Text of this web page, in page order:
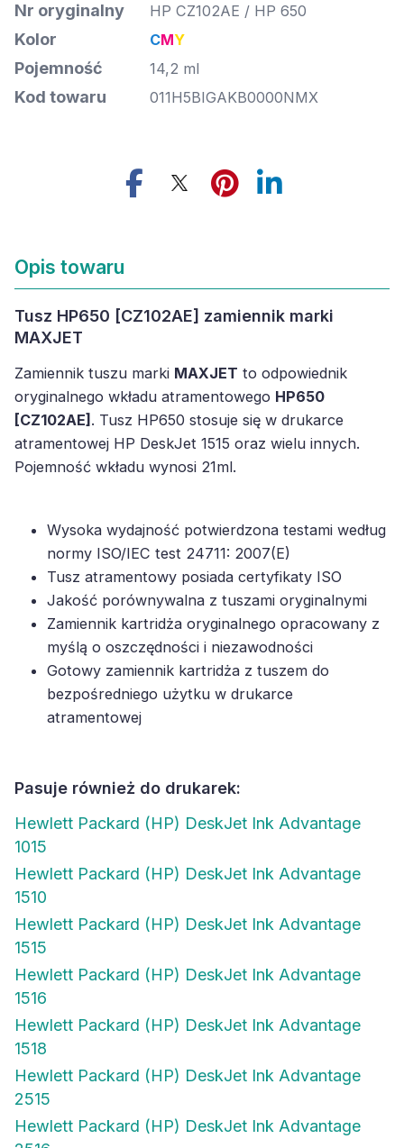
Nr oryginalny HP CZ102AE / HP 650
Kolor CMY
Pojemność 14,2 ml
Kod towaru 011H5BIGAKB0000NMX
Opis towaru
Tusz HP650 [CZ102AE] zamiennik marki
MAXJET
Zamiennik tuszu marki MAXJET to odpowiednik
oryginalnego wkładu atramentowego HP650
[CZ102AE] . Tusz HP650 stosuje się w drukarce
atramentowej HP DeskJet 1515 oraz wielu innych.
Pojemność wkładu wynosi 21ml.
Wysoka wydajność potwierdzona testami według
normy ISO/IEC test 24711: 2007(E)
Tusz atramentowy posiada certyfikaty ISO
Jakość porównywalna z tuszami oryginalnymi
Zamiennik kartridża oryginalnego opracowany z
myślą o oszczędności i niezawodności
Gotowy zamiennik kartridża z tuszem do
bezpośredniego użytku w drukarce
atramentowej
Pasuje również do drukarek:
Hewlett Packard (HP) DeskJet Ink Advantage
1015
Hewlett Packard (HP) DeskJet Ink Advantage
1510
Hewlett Packard (HP) DeskJet Ink Advantage
1515
Hewlett Packard (HP) DeskJet Ink Advantage
1516
Hewlett Packard (HP) DeskJet Ink Advantage
1518
Hewlett Packard (HP) DeskJet Ink Advantage
2515
Hewlett Packard (HP) DeskJet Ink Advantage